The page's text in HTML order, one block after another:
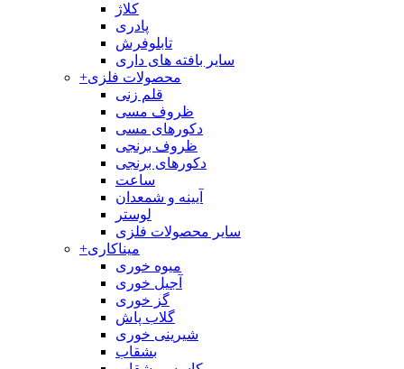
کلاژ
پادری
تابلوفرش
سایر بافته های داری
+محصولات فلزی
قلم زنی
ظروف مسی
دکورهای مسی
ظروف برنجی
دکورهای برنجی
ساعت
آیینه و شمعدان
لوستر
سایر محصولات فلزی
+میناکاری
میوه خوری
آجیل خوری
گز خوری
گلاب پاش
شیرینی خوری
بشقاب